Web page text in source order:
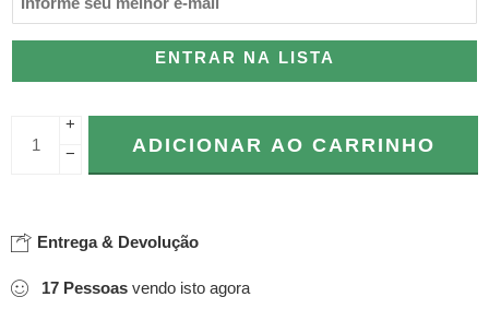
ENTRAR NA LISTA
+
−
ADICIONAR AO CARRINHO
Entrega & Devolução
17 Pessoas vendo isto agora